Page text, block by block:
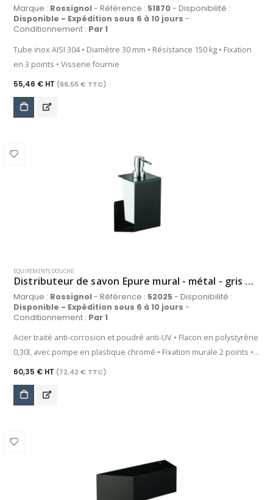
Marque : Rossignol- Référence : 51870 - Disponibilité :
Disponible - Expédition sous 6 à 10 jours -
Conditionnement : Par 1
Tube inox AISI 304 • Diamètre 30 mm • Résistance 150 kg • Fixation
en 3 points • Visserie fournie
55,46 € HT (66,55 € TTC)
EQUIPEMENTS DOUCHE
Distributeur de savon Epure mural - métal - gris manganèse
Marque : Rossignol- Référence : 52025 - Disponibilité :
Disponible - Expédition sous 6 à 10 jours -
Conditionnement : Par 1
Acier traité anti-corrosion et poudré anti-UV • Flacon en polystyrène
0,30l, avec pompe en plastique chromé • Fixation murale 2 points •
Visserie fournie
60,35 € HT (72,42 € TTC)